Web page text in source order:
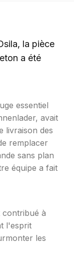
la pièce
a été
essentiel
avait
livraison des
remplacer
sans plan
équipe a fait
à
l'esprit
les